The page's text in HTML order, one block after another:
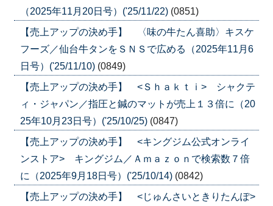
（2025年11月20日号）('25/11/22) (0851)
【売上アップの決め手】 〈味の牛たん喜助〉キスケ
フーズ／仙台牛タンをＳＮＳで広める（2025年11月6
日号）('25/11/10) (0849)
【売上アップの決め手】 <Ｓｈａｋｔｉ> シャクテ
ィ・ジャパン／指圧と鍼のマットが売上１３倍に（20
25年10月23日号）('25/10/25) (0847)
【売上アップの決め手】 <キングジム公式オンライ
ンストア> キングジム／Ａｍａｚｏｎで検索数７倍
に（2025年9月18日号）('25/10/14) (0842)
【売上アップの決め手】 <じゅんさいときりたんぽ>